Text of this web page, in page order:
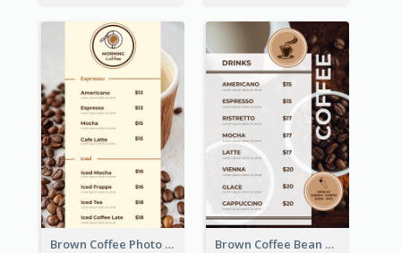
Brown Coffee Photo Coffee Shop Menu Brown Coffee Bean Background Café Menu